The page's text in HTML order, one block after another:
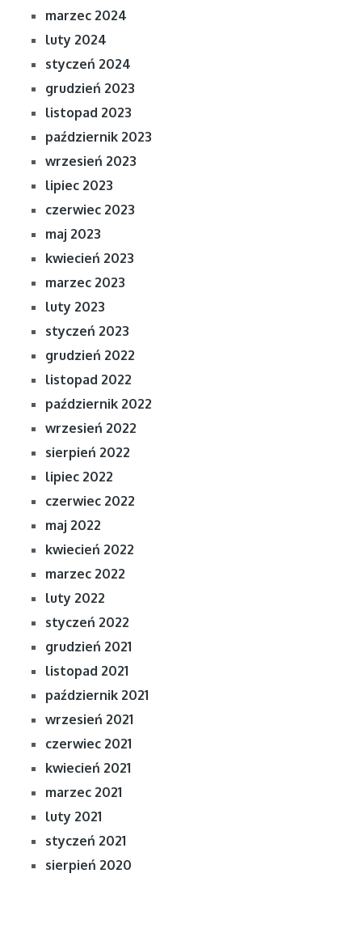
marzec 2024
luty 2024
styczeń 2024
grudzień 2023
listopad 2023
październik 2023
wrzesień 2023
lipiec 2023
czerwiec 2023
maj 2023
kwiecień 2023
marzec 2023
luty 2023
styczeń 2023
grudzień 2022
listopad 2022
październik 2022
wrzesień 2022
sierpień 2022
lipiec 2022
czerwiec 2022
maj 2022
kwiecień 2022
marzec 2022
luty 2022
styczeń 2022
grudzień 2021
listopad 2021
październik 2021
wrzesień 2021
czerwiec 2021
kwiecień 2021
marzec 2021
luty 2021
styczeń 2021
sierpień 2020